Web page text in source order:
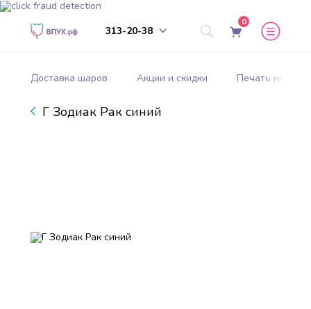
313-20-38
0
Доставка шаров Акции и скидки Печать на
Г Зодиак Рак синий